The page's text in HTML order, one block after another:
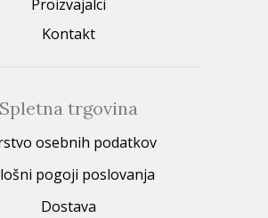
Proizvajalci
Kontakt
Spletna trgovina
osebnih podatkov
pogoji poslovanja
Dostava